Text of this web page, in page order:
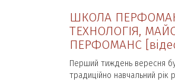
ШКОЛА
ТЕХНОЛОГІЯ,
ПЕРФОМАНС
Перший тиждень вересня
традиційно навчальний рік